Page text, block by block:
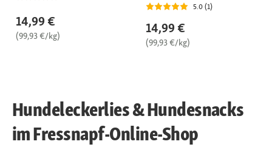
14,99 €
(99,93 €/kg)
5.0 (1)
14,99 €
(99,93 €/kg)
Hundeleckerlies & Hundesnacks
im Fressnapf-Online-Shop